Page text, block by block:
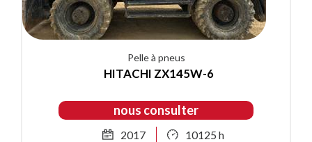
Pelle à pneus
HITACHI ZX145W-6
nous consulter
2017 10125 h